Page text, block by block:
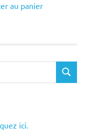
au panier
SEARCH
ici.